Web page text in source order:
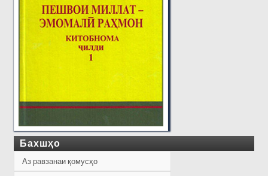
Бахшҳо
Аз равзанаи қомусҳо